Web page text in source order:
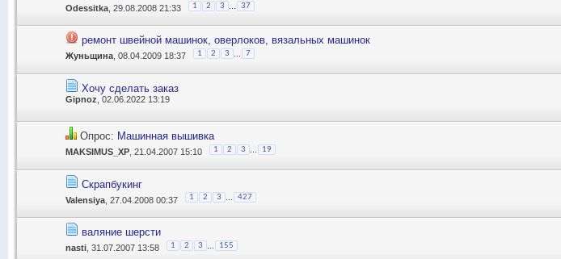
Odessitka , 29.08.2008 21:33 1 2 3 37
ремонт швейной машинок, оверлоков, вязальных машинок
Жуньщина , 08.04.2009 18:37 1 2 3 7
Хочу сделать заказ
Gipnoz , 02.06.2022 13:19
Опрос: Машинная вышивка
MAKSIMUS_XP , 21.04.2007 15:10 1 2 3 19
Скрапбукинг
Valensiya , 27.04.2008 00:37 1 2 3 ... 427
валяние шерсти
nasti , 31.07.2007 13:58 1 2 3 155